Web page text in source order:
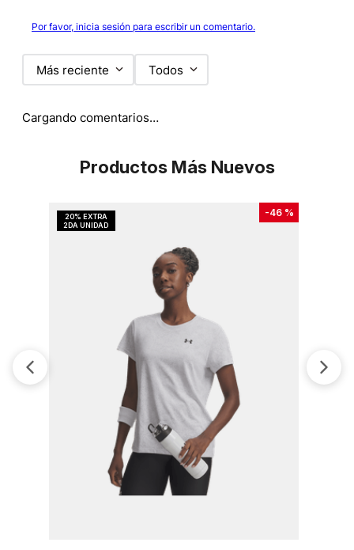
Por favor, inicia sesión para escribir un comentario.
Más reciente Todos
Cargando comentarios…
Productos Más Nuevos
-46 %